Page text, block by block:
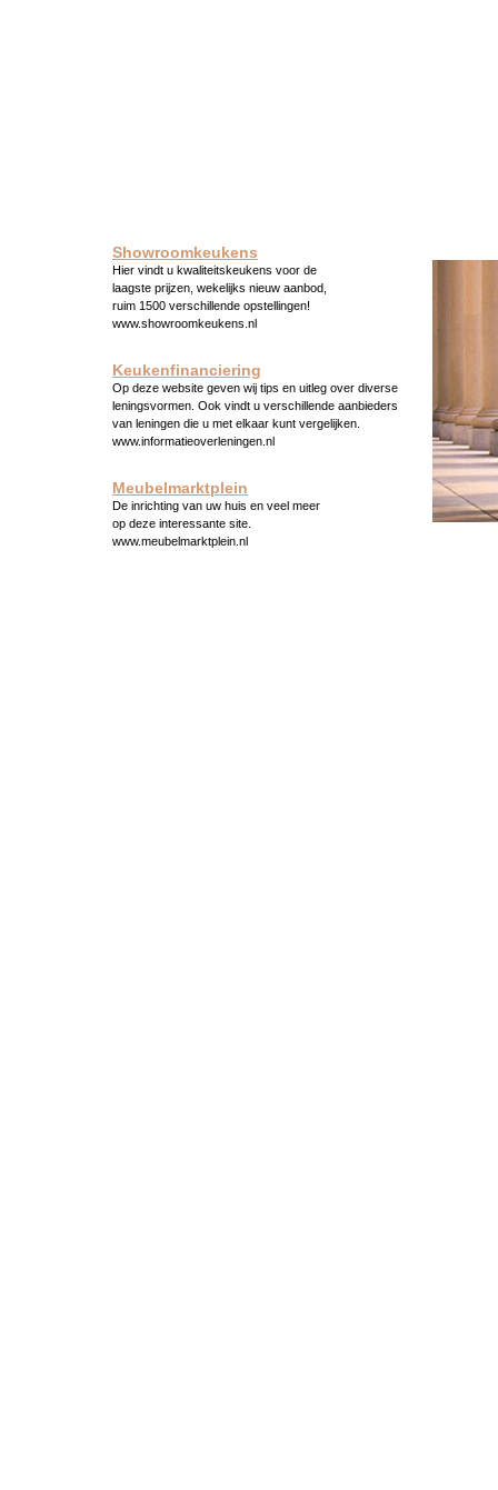
Showroomkeukens
Hier vindt u kwaliteitskeukens voor de
laagste prijzen, wekelijks nieuw aanbod,
ruim 1500 verschillende opstellingen!
www.showroomkeukens.nl
Keukenfinanciering
Op deze website geven wij tips en uitleg over diverse
leningsvormen. Ook vindt u verschillende aanbieders
van leningen die u met elkaar kunt vergelijken.
www.informatieoverleningen.nl
Meubelmarktplein
De inrichting van uw huis en veel meer
op deze interessante site.
www.meubelmarktplein.nl